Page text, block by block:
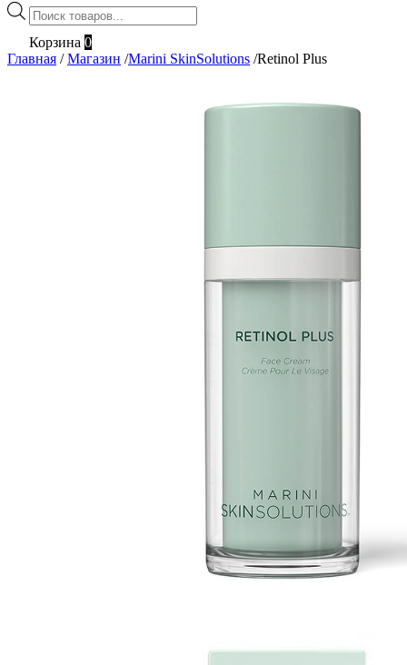
Поиск
товаров
Корзина 0
Главная / Магазин /Marini SkinSolutions /Retinol Plus